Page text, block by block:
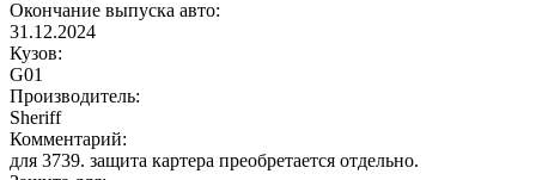
Окончание выпуска авто:
31.12.2024
Кузов:
G01
Производитель:
Sheriff
Комментарий:
для 3739. защита картера преобретается отдельно.